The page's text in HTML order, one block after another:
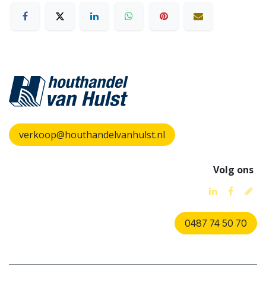
verkoop@houthandelvanhulst.nl
Volg ons
0487 74 50 70